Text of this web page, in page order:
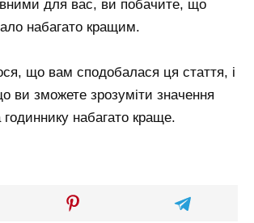
для вас, ви побачите, що
набагато кращим.
що вам сподобалася ця стаття, і
ви зможете зрозуміти значення
набагато краще.